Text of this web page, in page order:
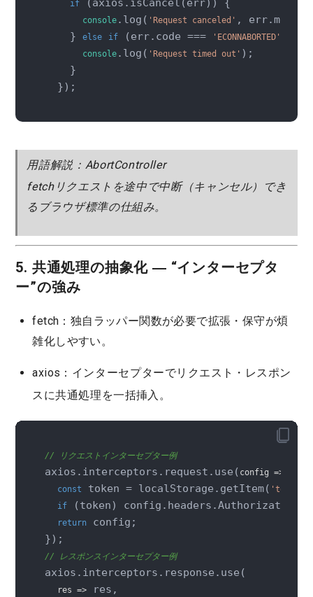
if (axios.isCancel(err)) {
console.log( 'Request canceled' ,
    }
else if (err.code === 'ECONNABORTED'
console.log( 'Request timed out' );
    }
  });
用語解説：AbortController
fetchリクエストを途中で中断（キャンセル）でき
るブラウザ標準の仕組み。
5. 共通処理の抽象化 ― “インターセプタ
ー”の強み
fetch：独自ラッパー関数が必要で拡張・保守が煩
雑化しやすい。
axios： インターセプターでリクエスト・レスポン
スに共通処理 を一括挿入。
// リクエストインターセプター例
axios.interceptors.request.use( config =>
const token = localStorage.getItem( 'token'
if (token) config.headers.Authorization
return config;
// レスポンスインターセプター例
axios.interceptors.response.use(
res => res,